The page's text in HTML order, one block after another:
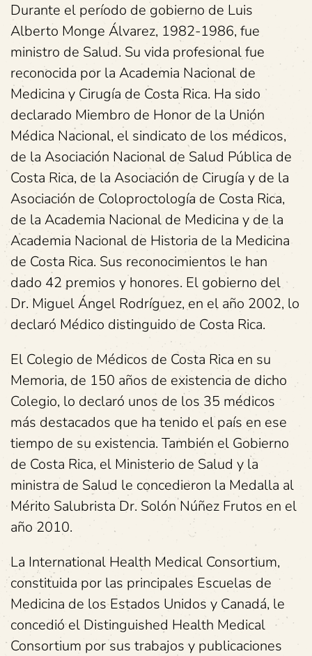
Durante el período de gobierno de Luis
Alberto Monge Álvarez, 1982-1986, fue
ministro de Salud. Su vida profesional fue
reconocida por la Academia Nacional de
Medicina y Cirugía de Costa Rica. Ha sido
declarado Miembro de Honor de la Unión
Médica Nacional, el sindicato de los médicos,
de la Asociación Nacional de Salud Pública de
Costa Rica, de la Asociación de Cirugía y de la
Asociación de Coloproctología de Costa Rica,
de la Academia Nacional de Medicina y de la
Academia Nacional de Historia de la Medicina
de Costa Rica. Sus reconocimientos le han
dado 42 premios y honores. El gobierno del
Dr. Miguel Ángel Rodríguez, en el año 2002, lo
declaró Médico distinguido de Costa Rica.
El Colegio de Médicos de Costa Rica en su
Memoria, de 150 años de existencia de dicho
Colegio, lo declaró unos de los 35 médicos
más destacados que ha tenido el país en ese
tiempo de su existencia. También el Gobierno
de Costa Rica, el Ministerio de Salud y la
ministra de Salud le concedieron la Medalla al
Mérito Salubrista Dr. Solón Núñez Frutos en el
año 2010.
La International Health Medical Consortium,
constituida por las principales Escuelas de
Medicina de los Estados Unidos y Canadá, le
concedió el Distinguished Health Medical
Consortium por sus trabajos y publicaciones